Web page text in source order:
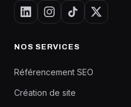
NOS SERVICES
Référencement SEO
Création de site